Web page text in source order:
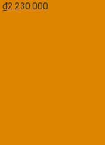
₫2.230.000